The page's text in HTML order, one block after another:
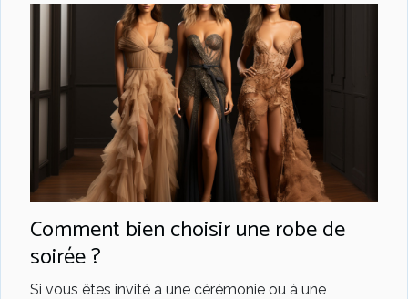
Comment bien choisir une robe de
soirée ?
Si vous êtes invité à une cérémonie ou à une